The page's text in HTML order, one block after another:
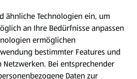
ähnliche Technologien ein, um
an Ihre Bedürfnisse anpassen
ermöglichen
bestimmter Features und
Netzwerken. Bei entsprechender
Daten zur